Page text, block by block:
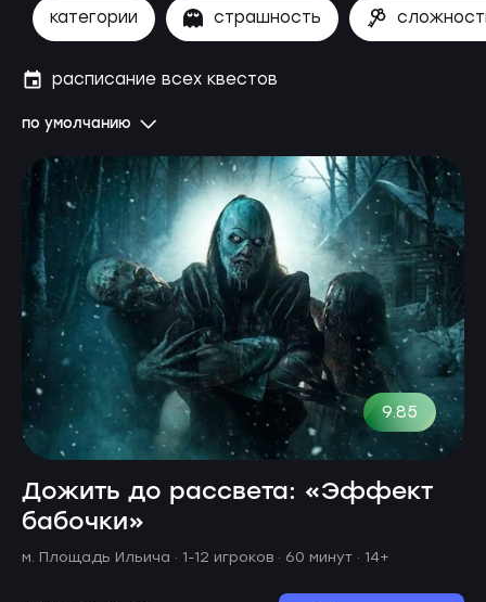
категории страшность
по умолчанию
расписание всех квестов
9.85
Дожить до рассвета: «Эффект
бабочки»
м. Площадь Ильича · 1-12 игроков · 60 минут · 14+